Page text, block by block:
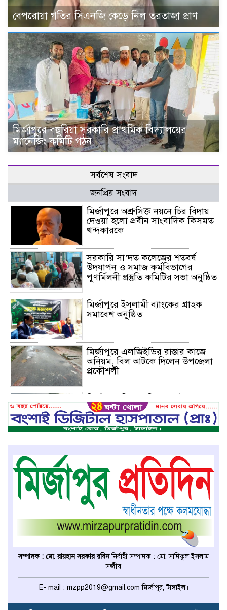
বেপরোয়া গতির সিএনজি কেড়ে নিল তরতাজা প্রাণ
মির্জাপুরে বহুরিয়া সরকারি প্রাথমিক বিদ্যালয়ের
ম্যানেজিং কমিটি গঠন
সর্বশেষ সংবাদ
জনপ্রিয় সংবাদ
মির্জাপুরে অশ্রুসিক্ত নয়নে চির বিদায়
দেওয়া হলো প্রবীন সাংবাদিক কিসমত
খন্দকারকে
সরকারি সা’দত কলেজের শতবর্ষ
উদযাপন ও সমাজ কর্মবিভাগের
পুণর্মিলনী প্রস্তুতি কমিটির সভা অনুষ্ঠিত
মির্জাপুরে ইসলামী ব্যাংকের গ্রাহক
সমাবেশ অনুষ্ঠিত
মির্জাপুরে এলজিইডির রাস্তার কাজে
অনিয়ম, বিল আটকে দিলেন উপজেলা
প্রকৌশলী
দুয়ারি জাল ধ্বংস
মির্জাপুরে বহুরিয়া সরকারি প্রাথমিক
বিদ্যালয়ের ম্যানেজিং কমিটি গঠন
মির্জাপুরে ধান ভিজে যাওয়াকে কেন্দ্র
করে ছোট ভাইয়ের হামলায় বড় ভাই
নিহত
ঢাকা মেডিকেল কলেজের মেডিসিন
বিভাগের অধ্যাপকের দায়িত্ব পেলেন
টাঙ্গাইলের ডা. আজিজ
সম্পাদক : মো. রায়হান সরকার রবিননির্বাহী সম্পাদক : মো. সাদিকুল ইসলাম
সজীব
E- mail : mzpp2019@gmail.com মির্জাপুর, টাঙ্গাইল।